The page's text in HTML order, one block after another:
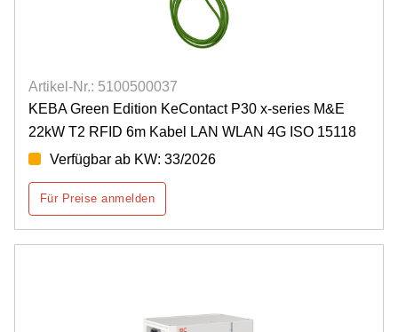
Artikel-Nr.: 5100500037
KEBA Green Edition KeContact P30 x-series M&E
22kW T2 RFID 6m Kabel LAN WLAN 4G ISO 15118
Verfügbar ab KW: 33/2026
Für Preise anmelden